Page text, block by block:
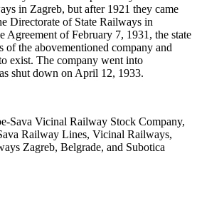
in Zagreb, but after 1921 they came
Directorate of State Railways in
Agreement of February 7, 1931, the state
of the abovementioned company and
exist. The company went into
shut down on April 12, 1933.
Sava Vicinal Railway Stock Company,
Railway Lines, Vicinal Railways,
Zagreb, Belgrade, and Subotica